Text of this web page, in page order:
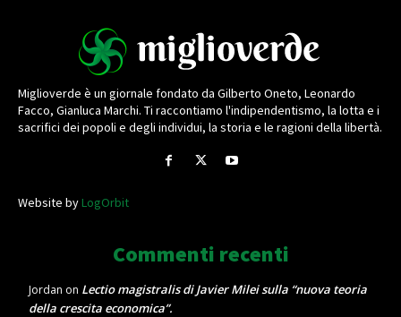
Miglioverde è un giornale fondato da Gilberto Oneto, Leonardo
Facco, Gianluca Marchi. Ti raccontiamo l'indipendentismo, la lotta e i
sacrifici dei popoli e degli individui, la storia e le ragioni della libertà.
Website byLogOrbit
Commenti recenti
Jordan on Lectio magistralis di Javier Milei sulla “nuova teoria
della crescita economica”.